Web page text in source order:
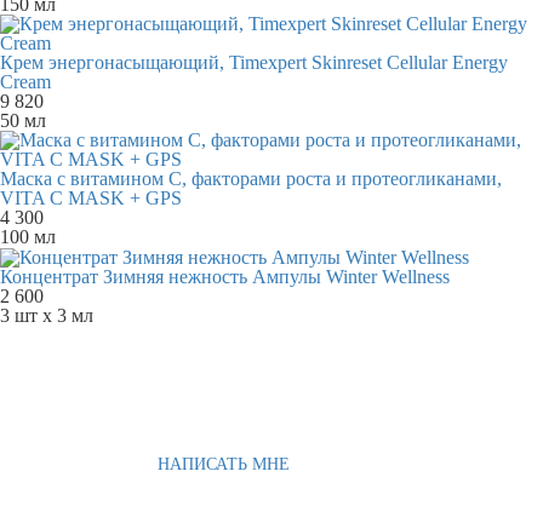
Крем энергонасыщающий, Timexpert Skinreset Cellular Energy
Cream
9 820
50 мл
Маска с витамином С, факторами роста и протеогликанами,
VITA C MASK + GPS
4 300
100 мл
Концентрат Зимняя нежность Ампулы Winter Wellness
2 600
3 шт х 3 мл
НАПИСАТЬ МНЕ